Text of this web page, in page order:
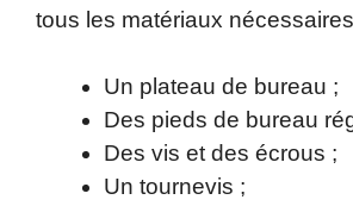
tous les matériaux
Un plateau de bureau ;
Des pieds de bureau
Des vis et des écrous ;
Un tournevis ;